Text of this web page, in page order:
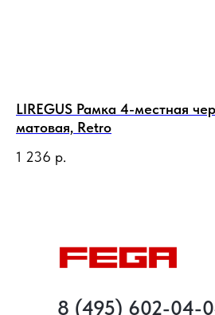
LIREGUS Рамка 4-местная
матовая, Retro
1 236 р.
8 (495) 602-04-